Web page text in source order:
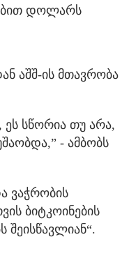
დოლარს
აშშ-ის მთავრობა
ეს სწორია თუ არა,
- ამბობს
ვაჭრობის
ბიტკოინების
შეისწავლიან“.